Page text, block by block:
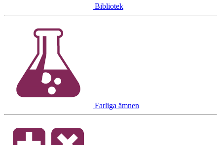
Bibliotek
Farliga ämnen